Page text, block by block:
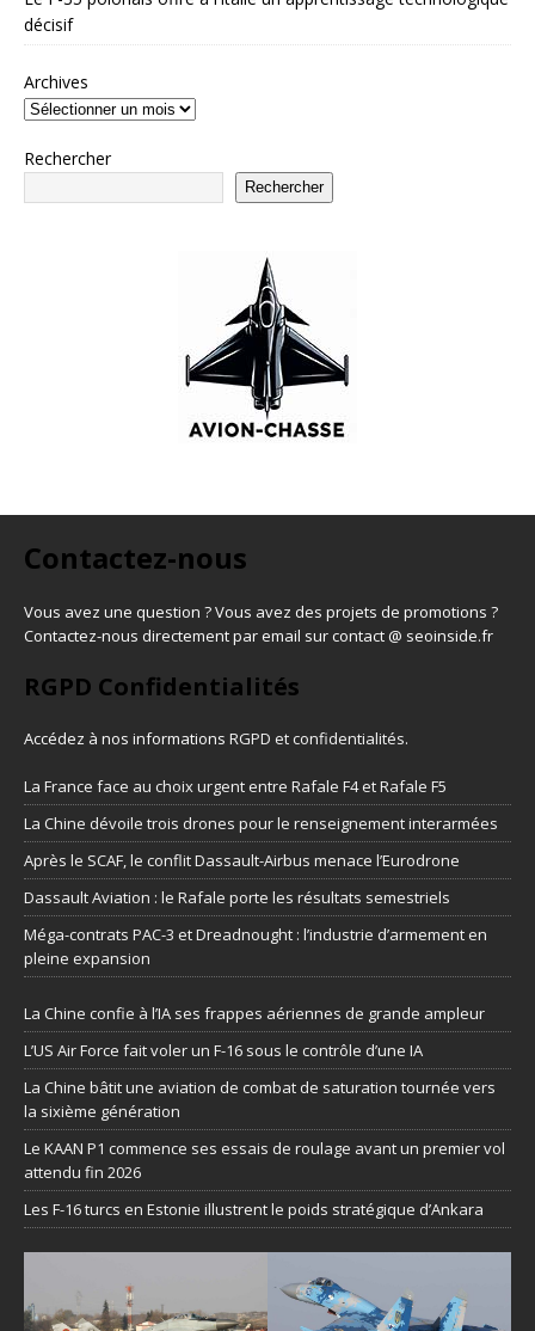
décisif
Archives
Rechercher
Rechercher
Contactez-nous
Vous avez une question ? Vous avez des projets de promotions ?
Contactez-nous directement par email sur contact @ seoinside.fr
RGPD Confidentialités
Accédez à nos informations RGPD et confidentialités.
La France face au choix urgent entre Rafale F4 et Rafale F5
La Chine dévoile trois drones pour le renseignement interarmées
Après le SCAF, le conflit Dassault-Airbus menace l’Eurodrone
Dassault Aviation : le Rafale porte les résultats semestriels
Méga-contrats PAC-3 et Dreadnought : l’industrie d’armement en
pleine expansion
La Chine confie à l’IA ses frappes aériennes de grande ampleur
L’US Air Force fait voler un F-16 sous le contrôle d’une IA
La Chine bâtit une aviation de combat de saturation tournée vers
la sixième génération
Le KAAN P1 commence ses essais de roulage avant un premier vol
attendu fin 2026
Les F-16 turcs en Estonie illustrent le poids stratégique d’Ankara